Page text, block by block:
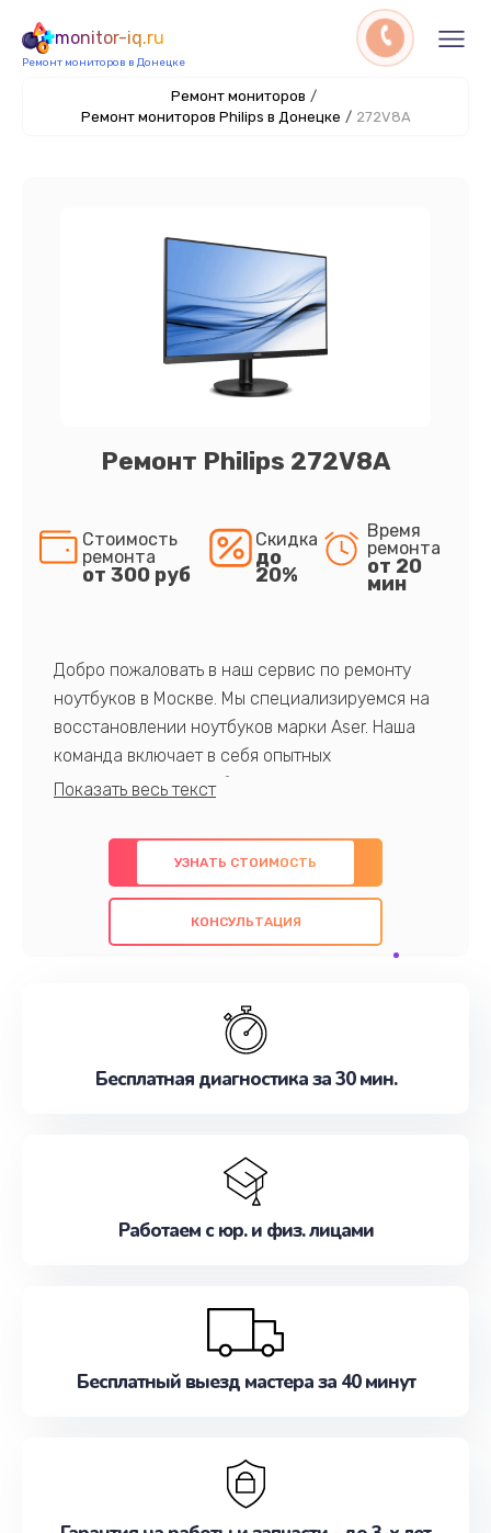
monitor-iq.ru
Ремонт мониторов в Донецке
Ремонт мониторов /
Ремонт мониторов Philips в Донецке / 272V8A
Ремонт Philips 272V8A
Стоимость
ремонта
от 300 руб
Скидка
до
20%
Время
ремонта
от 20
мин
Добро пожаловать в наш сервис по ремонту
ноутбуков в Москве. Мы специализируемся на
восстановлении ноутбуков марки Aser. Наша
команда включает в себя опытных
профессионалов с обширными знаниями и
предлагаем быстрый и качественный ремонт с
использованием оригинальных компонентов, а
также гарантируем качество всех
проведенных работ. Наша цель - предоставить
наилучшим образом. Не медлите записаться на
УЗНАТЬ СТОИМОСТЬ
КОНСУЛЬТАЦИЯ
Бесплатная диагностика за 30 мин.
Работаем с юр. и физ. лицами
Бесплатный выезд мастера за 40 минут